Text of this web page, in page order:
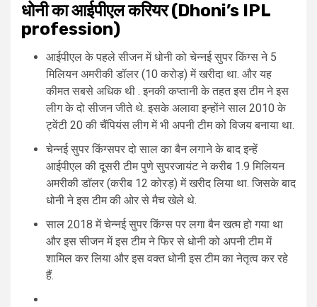
धोनी का आईपीएल करियर (Dhoni’s IPL
profession)
आईपीएल के पहले सीजन में धोनी को चेन्नई सुपर किंग्स ने 5
मिलियन अमरीकी डॉलर (10 करोड़) में खरीदा था. और यह
कीमत सबसे अधिक थी . इनकी कप्तानी के तहत इस टीम ने इस
लीग के दो सीजन जीते थे. इसके अलावा इन्होंने साल 2010 के
ट्वेंटी 20 की चैंपियंस लीग में भी अपनी टीम को विजय बनाया था.
चेन्नई सुपर किंग्सपर दो साल का बैन लगाने के बाद इन्हें
आईपीएल की दूसरी टीम पुणे सुपरजायंट ने करीब 1.9 मिलियन
अमरीकी डॉलर (करीब 12 कोरड़) में खरीद लिया था. जिसके बाद
धोनी ने इस टीम की ओर से मैच खेले थे.
साल 2018 में चेन्नई सुपर किंग्स पर लगा बैन खत्म हो गया था
और इस सीजन में इस टीम ने फिर से धोनी को अपनी टीम में
शामिल कर लिया और इस वक्त धोनी इस टीम का नेतृत्व कर रहे
हैं.